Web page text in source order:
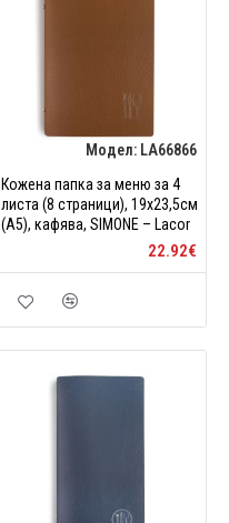
Модел: LA66866
Кожена папка за меню за 4
листа (8 страници), 19x23,5см
(A5), кафява, SIMONE – Lacor
22.92€